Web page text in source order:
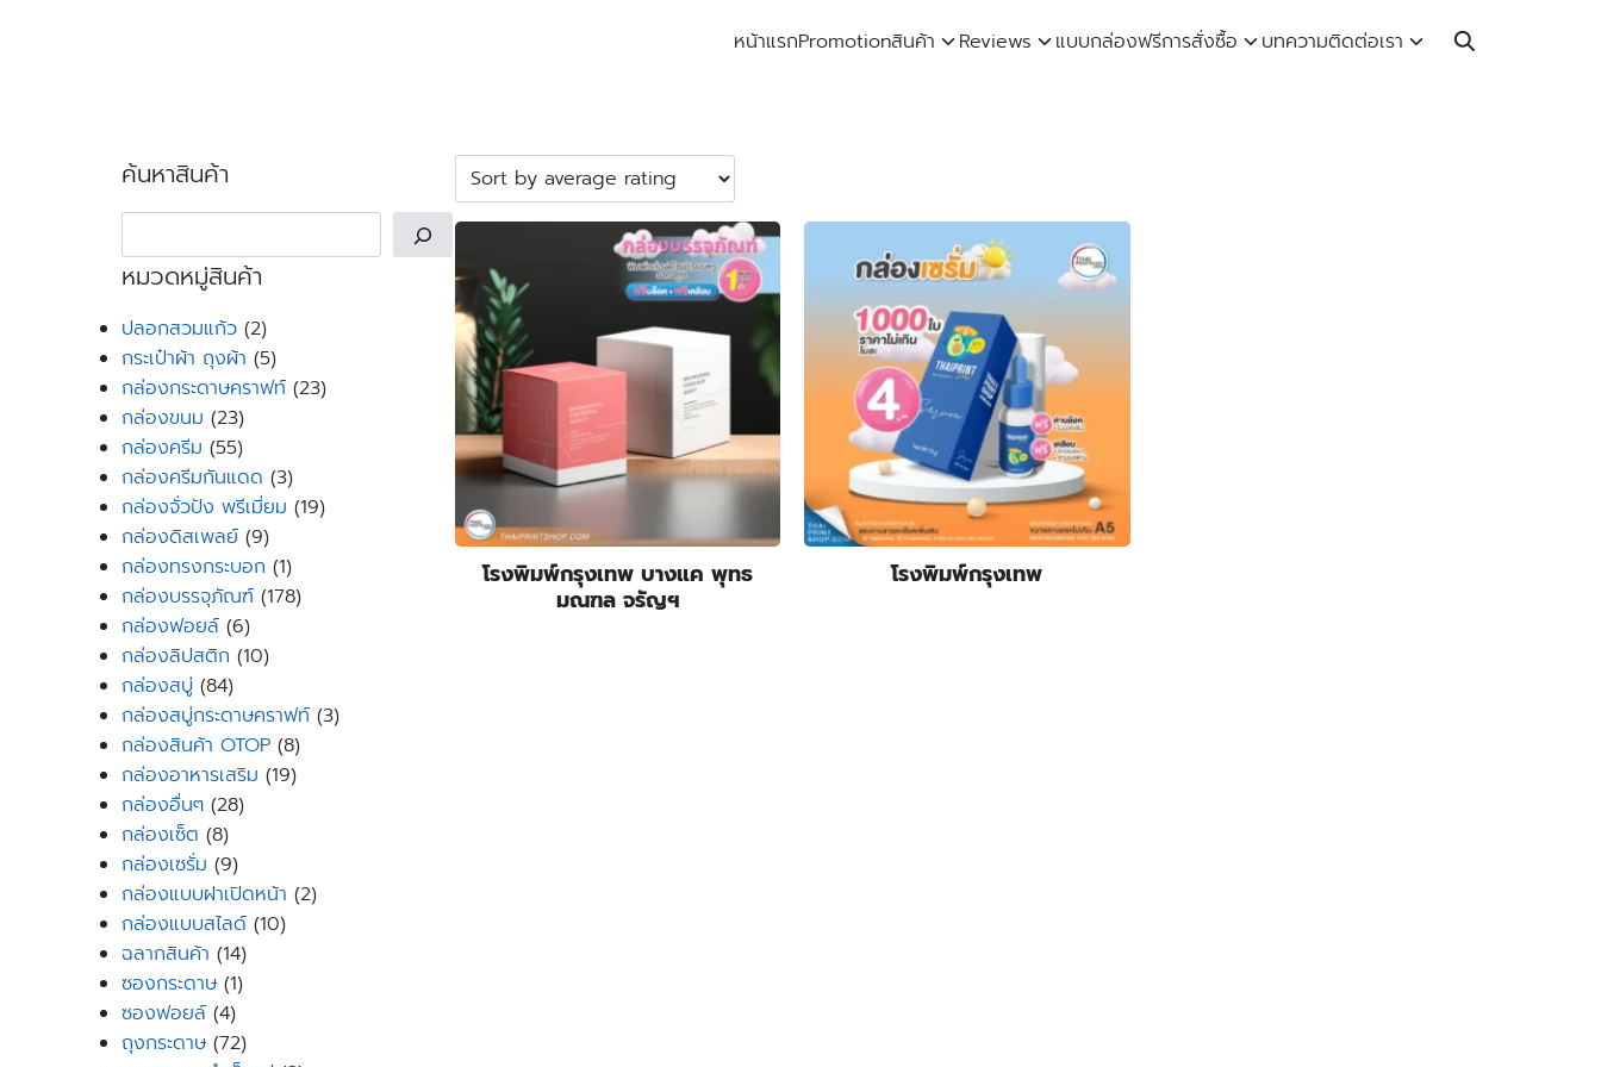
หน้าแรกPromotionสินค้า Reviews แบบกล่องฟรีการสั่งซื้อ บทความติดต่อเรา
ค้นหาสินค้า
Search
หมวดหมู่สินค้า
ปลอกสวมแก้ว 22
products
กระเป๋าผ้า ถุงผ้า 55
products
กล่องกระดาษคราฟท์ 2323
กล่องขนม 2323
products
กล่องครีม 5555
products
กล่องครีมกันแดด 33
products
กล่องจั่วปัง พรีเมี่ยม 1919
กล่องดิสเพลย์ 99
products
กล่องทรงกระบอก 11
product
กล่องบรรจุภัณฑ์ 178178
กล่องฟอยล์ 66
products
กล่องลิปสติก 1010
กล่องสบู่ 8484
products
กล่องสบู่กระดาษคราฟท์ 33
กล่องสินค้า OTOP 88
products
กล่องอาหารเสริม 1919
กล่องอื่นๆ 2828
กล่องเซ็ต 88
products
กล่องเซรั่ม 99
products
กล่องแบบฝาเปิดหน้า 22
กล่องแบบสไลด์ 1010
ฉลากสินค้า 1414
products
ซองกระดาษ 11
ซองฟอยล์ 44
products
ถุงกระดาษ 7272
โรงพิมพ์กรุงเทพ บางแค พุทธ
มณฑล จรัญฯ
โรงพิมพ์กรุงเทพ